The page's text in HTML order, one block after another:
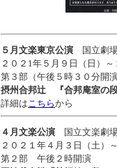
５月文楽東京公演
国立劇
２０２1年５月９日（日）
第３部（午後５時３０分開
摂州合邦辻 『合邦庵室の
詳細はこちらから
４月文楽公演
国立文楽劇
２０２１年４月３日（土）
第２部 午後２時開演